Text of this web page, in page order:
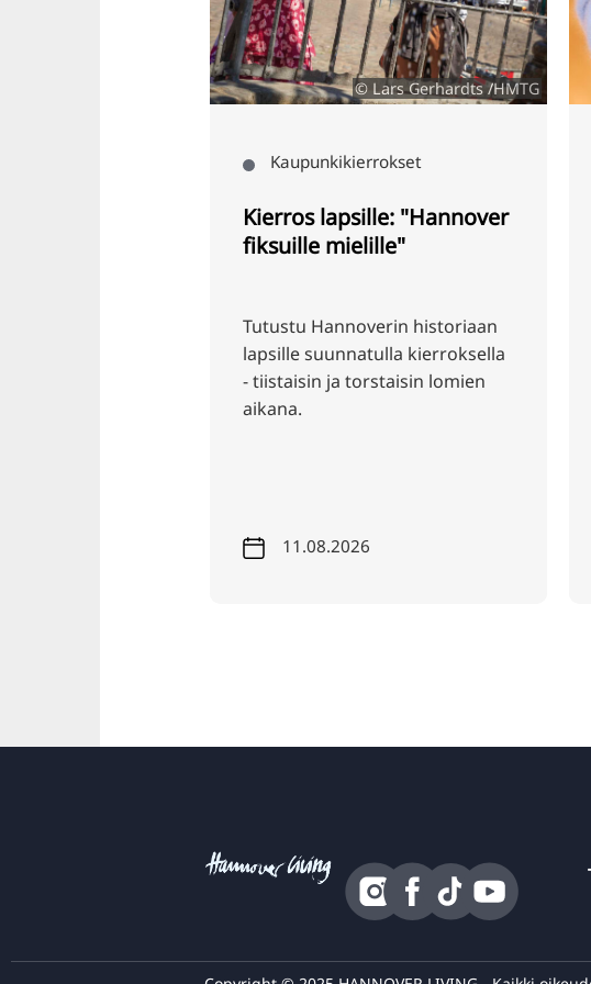
© Lars Gerhardts /HMTG
Kaupunkikierrokset
Kierros lapsille: "Hannover
fiksuille mielille"
Tutustu Hannoverin historiaan
lapsille suunnatulla kierroksella
- tiistaisin ja torstaisin lomien
11.08.2026
Beatrice
Naura -
Beatrice
vuonna
energiaa,
jotka ovat